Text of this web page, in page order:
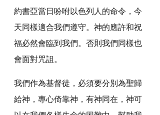
約書亞當日吩咐以色列人的命令，今
天同樣適合我們遵守。神的應許和祝
福必然會臨到我們。否則我們同樣也
會面對咒詛。
我們作為基督徒，必須要分別為聖歸
給神，專心倚靠神，有神同在，神可